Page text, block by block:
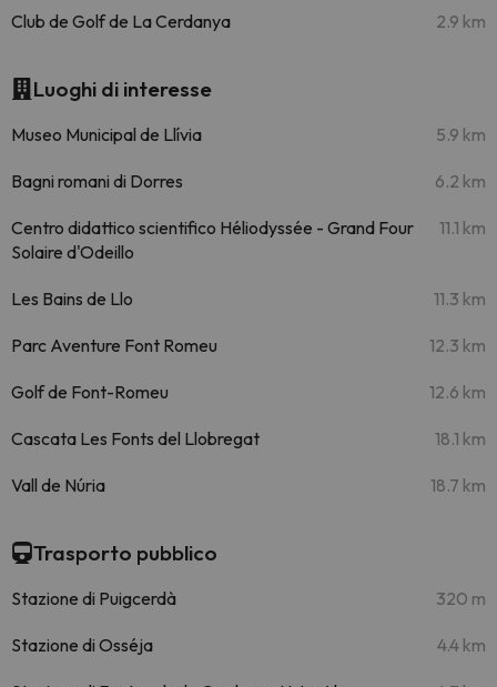
Club de Golf de La Cerdanya 2.9 km
Luoghi di interesse
Museo Municipal de Llívia 5.9 km
Bagni romani di Dorres 6.2 km
Centro didattico scientifico Héliodyssée - Grand Four
Solaire d'Odeillo
11.1 km
Les Bains de Llo 11.3 km
Parc Aventure Font Romeu 12.3 km
Golf de Font-Romeu 12.6 km
Cascata Les Fonts del Llobregat 18.1 km
Vall de Núria 18.7 km
Trasporto pubblico
Stazione di Puigcerdà 320 m
Stazione di Osséja 4.4 km